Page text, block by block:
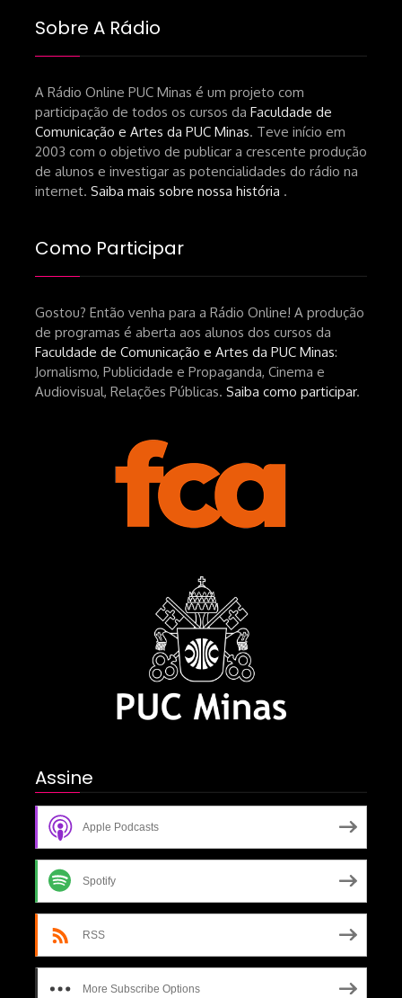
Sobre A Rádio
A Rádio Online PUC Minas é um projeto com
participação de todos os cursos da Faculdade de
Comunicação e Artes da PUC Minas. Teve início em
2003 com o objetivo de publicar a crescente produção
de alunos e investigar as potencialidades do rádio na
internet. Saiba mais sobre nossa história .
Como Participar
Gostou? Então venha para a Rádio Online! A produção
de programas é aberta aos alunos dos cursos da
Faculdade de Comunicação e Artes da PUC Minas:
Jornalismo, Publicidade e Propaganda, Cinema e
Audiovisual, Relações Públicas. Saiba como participar.
Assine
Apple Podcasts
Spotify
RSS
More Subscribe Options